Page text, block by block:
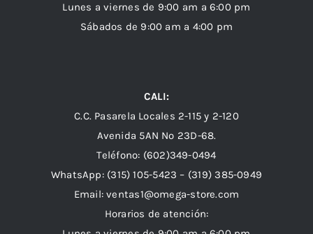
Lunes a viernes de 9:00 am a 6:00 pm
Sábados de 9:00 am a 4:00 pm
CALI:
C.C. Pasarela Locales 2-115 y 2-120
Avenida 5AN Nº 23D-68.
Teléfono: (602)349-0494
WhatsApp: (315) 105-5423 – (319) 385-0949
Email:ventas1@omega-store.com
Horarios de atención: